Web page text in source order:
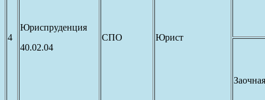
4
Юриспруденция
40.02.04
СПО Юрист
Заочная